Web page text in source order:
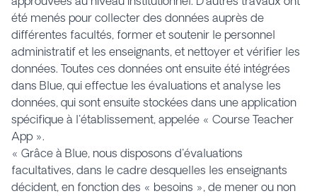
été menés pour collecter des données auprès de
différentes facultés, former et soutenir le personnel
administratif et les enseignants, et nettoyer et vérifier les
données. Toutes ces données ont ensuite été intégrées
dans Blue, qui effectue les évaluations et analyse les
données, qui sont ensuite stockées dans une application
spécifique à l'établissement, appelée « Course Teacher
App ».
« Grâce à Blue, nous disposons d'évaluations
facultatives, dans le cadre desquelles les enseignants
décident, en fonction des « besoins », de mener ou non